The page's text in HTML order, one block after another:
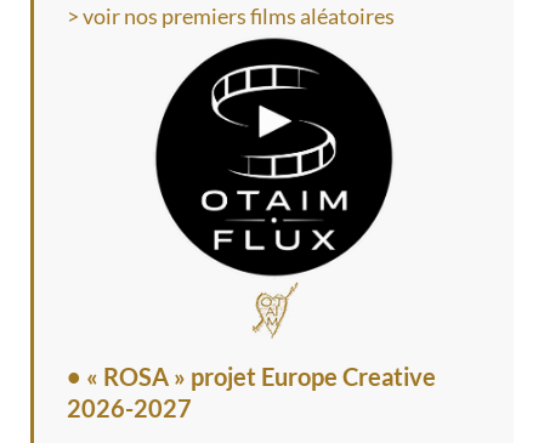
> voir nos premiers films aléatoires
• « ROSA » projet Europe Creative
2026-2027